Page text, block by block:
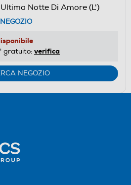
Notte Di Amore (L')
gratuito: verifica
NEGOZIO